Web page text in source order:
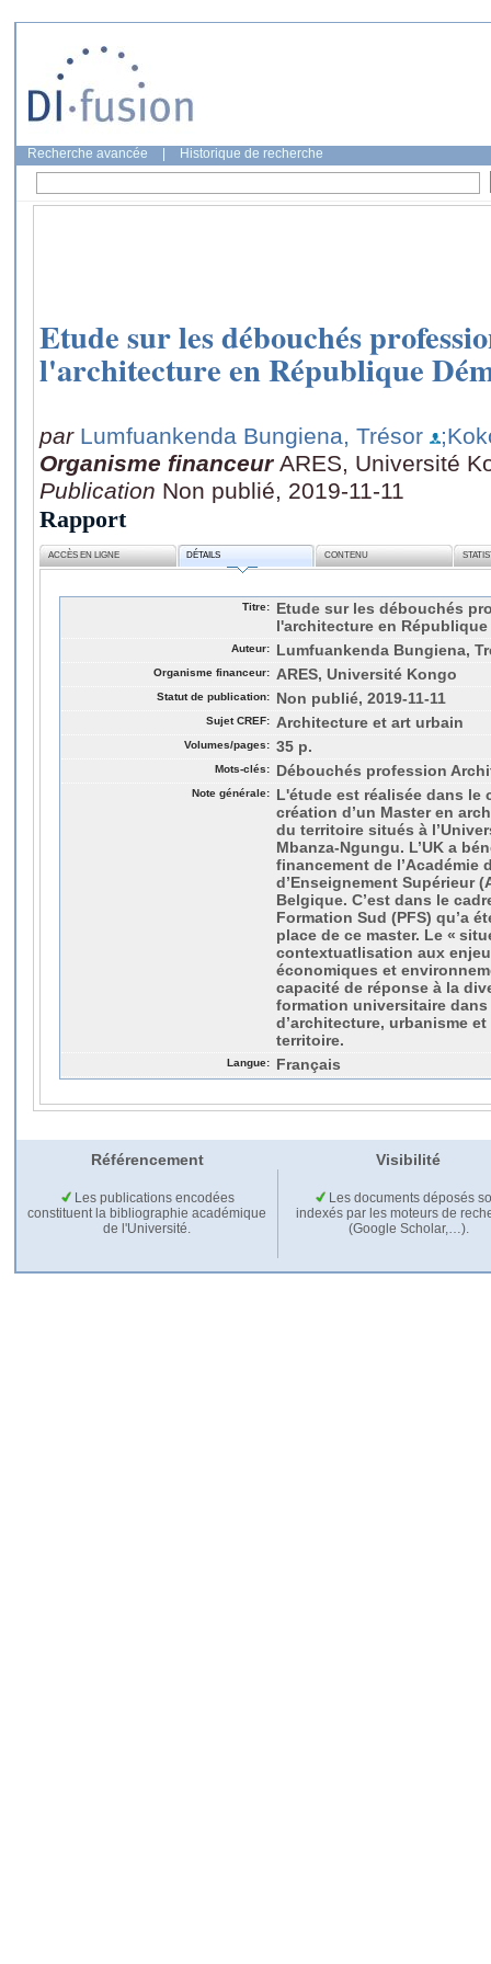
Recherche avancée Historique de recherche
Etude sur les débouchés
l'architecture en République
par Lumfuankenda Bungiena, Trésor
Organisme financeur ARES, Université
Publication Non publié, 2019-11-11
Rapport
ACCÈS EN LIGNE DÉTAILS CONTENU
Titre:
Etude sur les débouchés
l'architecture en
Auteur: Lumfuankenda Bungiena,
Organisme financeur: ARES, Université Kongo
Statut de publication: Non publié, 2019-11-11
Sujet CREF: Architecture et art urbain
Volumes/pages: 35 p.
Mots-clés: Débouchés profession
Note générale:
L'étude est réalisée dans le
création d’un Master en
du territoire situés à
Mbanza-Ngungu. L’UK a
financement de l’Académie
d’Enseignement Supérieur
Belgique. C’est dans le
Formation Sud (PFS) qu’a
place de ce master. Le «
contextuatlisation aux
économiques et
capacité de réponse à la
formation universitaire
d’architecture, urbanisme
territoire.
Langue: Français
Référencement Visibilité
Les publications encodées
constituent la bibliographie académique
de l'Université.
Les documents déposés
indexés par les moteurs de
(Google Scholar,…).